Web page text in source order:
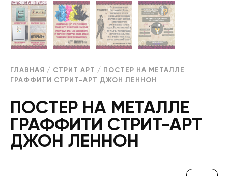
ГЛАВНАЯ / СТРИТ АРТ / ПОСТЕР НА МЕТАЛЛЕ
ГРАФФИТИ СТРИТ-АРТ ДЖОН ЛЕННОН
ПОСТЕР НА МЕТАЛЛЕ
ГРАФФИТИ СТРИТ-АРТ
ДЖОН ЛЕННОН